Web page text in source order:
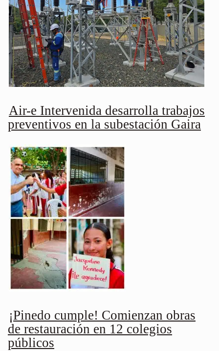
Air-e Intervenida desarrolla trabajos
preventivos en la subestación Gaira
¡Pinedo cumple! Comienzan obras
de restauración en 12 colegios
públicos